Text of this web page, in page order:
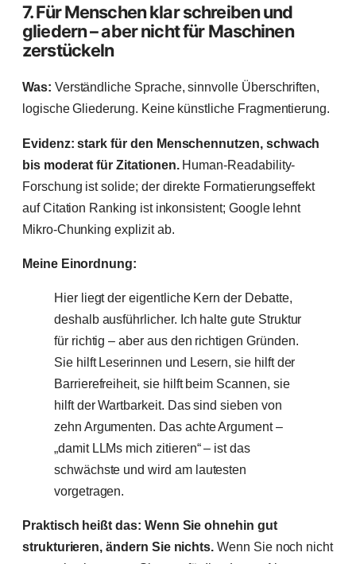
7. Für Menschen klar schreiben und
gliedern – aber nicht für Maschinen
zerstückeln
Was: Verständliche Sprache, sinnvolle Überschriften,
logische Gliederung. Keine künstliche Fragmentierung.
Evidenz: stark für den Menschennutzen, schwach
bis moderat für Zitationen.Human-Readability-
Forschung ist solide; der direkte Formatierungseffekt
auf Citation Ranking ist inkonsistent; Google lehnt
Mikro-Chunking explizit ab.
Meine Einordnung:
Hier liegt der eigentliche Kern der Debatte,
deshalb ausführlicher. Ich halte gute Struktur
für richtig – aber aus den richtigen Gründen.
Sie hilft Leserinnen und Lesern, sie hilft der
Barrierefreiheit, sie hilft beim Scannen, sie
hilft der Wartbarkeit. Das sind sieben von
zehn Argumenten. Das achte Argument –
„damit LLMs mich zitieren“ – ist das
schwächste und wird am lautesten
vorgetragen.
Praktisch heißt das: Wenn Sie ohnehin gut
strukturieren, ändern Sie nichts.Wenn Sie noch nicht